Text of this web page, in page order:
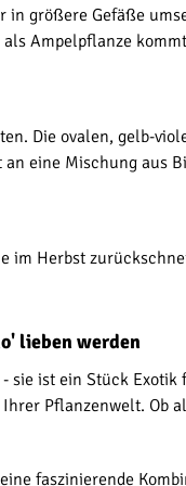
größere Gefäße
Ampelpflanze
Die ovalen, gelb-
eine Mischung aus
Herbst
lieben werden
ist ein Stück
Pflanzenwelt. Ob
faszinierende